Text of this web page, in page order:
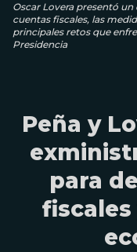
Oscar Lovera presentó
cuentas fiscales, las
principales retos que
Presidencia
Peña y
para